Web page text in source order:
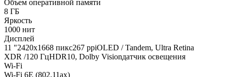
Объем оперативной памяти
8 ГБ
Яркость
1000 нит
Дисплей
11 "2420x1668 пикс267 ppiOLED / Tandem, Ultra Retina
XDR /120 ГцHDR10, Dolby Visionдатчик освещения
Wi-Fi
Wi-Fi 6E (802.11ax)